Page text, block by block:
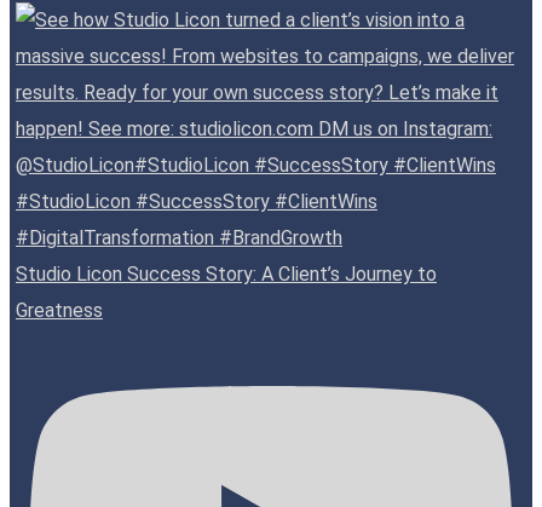
Studio Licon Success Story: A Client’s Journey to
Greatness